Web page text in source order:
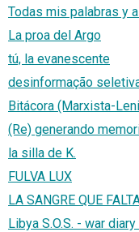
Todas mis palabras y
La proa del Argo
tú, la evanescente
desinformação
Bitácora (Marxista-
(Re) generando
la silla de K.
FULVA LUX
LA SANGRE QUE
Libya S.O.S. - war